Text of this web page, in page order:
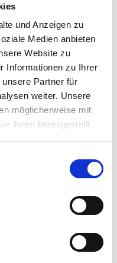
und Anzeigen zu
Medien anbieten
Website zu
Informationen zu Ihrer
Partner für
weiter. Unsere
möglicherweise mit
ihnen bereitgestellt
weiterhin nutzen.
dass es in
geht, alles
geht es um
Vorhersagen in einer
ist.
Implikationen. Wenn
nicht rein
dass wir sie nicht
müssen wir
entscheidenden
mit sozialen und